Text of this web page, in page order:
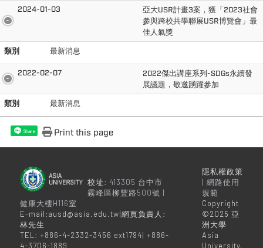
2024-01-03
亞大USR計畫3案，獲「2023社會
參與跨校共學聯展USR博覽會」最
佳人氣獎
類別
最新消息
2022-02-07
2022傑出講座系列-SDGs永續發
展議題，敬邀踴躍參加
類別
最新消息
Share Print this page
校址: 413305 台中市
霧峰區柳豐路500號 |
健康大樓H116室
E-mail:ausd@asia.edu.tw|網頁負責人:
林先生
TEL: +886-4-2332-3456 ext1794| +886-
4-3706-1889
隱私權政策
| 網路使用
規範
Copyright
©2025 亞
洲大學
Asia
University,